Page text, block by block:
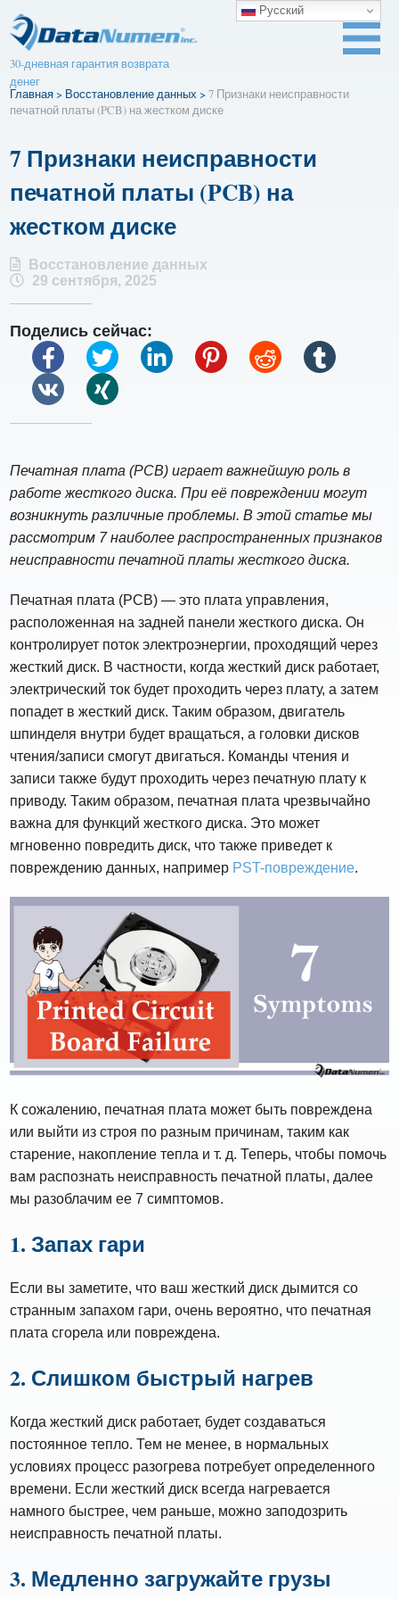
30-дневная гарантия возврата
денег
Главная> Восстановление данных >7 Признаки неисправности
печатной платы (PCB) на жестком диске
7 Признаки неисправности
печатной платы (PCB) на
жестком диске
Восстановление данных
29 сентября, 2025
Поделись сейчас:
Печатная плата (PCB) играет важнейшую роль в
работе жесткого диска. При её повреждении могут
возникнуть различные проблемы. В этой статье мы
рассмотрим 7 наиболее распространенных признаков
неисправности печатной платы жесткого диска.
Печатная плата (PCB) — это плата управления,
расположенная на задней панели жесткого диска. Он
контролирует поток электроэнергии, проходящий через
жесткий диск. В частности, когда жесткий диск работает,
электрический ток будет проходить через плату, а затем
попадет в жесткий диск. Таким образом, двигатель
шпинделя внутри будет вращаться, а головки дисков
чтения/записи смогут двигаться. Команды чтения и
записи также будут проходить через печатную плату к
приводу. Таким образом, печатная плата чрезвычайно
важна для функций жесткого диска. Это может
мгновенно повредить диск, что также приведет к
повреждению данных, например PST-повреждение.
К сожалению, печатная плата может быть повреждена
или выйти из строя по разным причинам, таким как
старение, накопление тепла и т. д. Теперь, чтобы помочь
вам распознать неисправность печатной платы, далее
мы разоблачим ее 7 симптомов.
1. Запах гари
Если вы заметите, что ваш жесткий диск дымится со
странным запахом гари, очень вероятно, что печатная
плата сгорела или повреждена.
2. Слишком быстрый нагрев
Когда жесткий диск работает, будет создаваться
постоянное тепло. Тем не менее, в нормальных
условиях процесс разогрева потребует определенного
времени. Если жесткий диск всегда нагревается
намного быстрее, чем раньше, можно заподозрить
неисправность печатной платы.
3. Медленно загружайте грузы
Русский